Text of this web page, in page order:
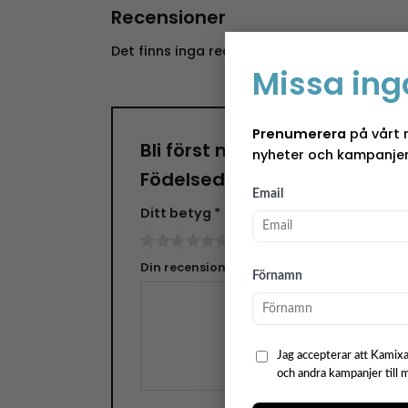
Missa
Prenumerera på vårt
nyheter och
Email
Förnamn
Jag accepterar att
och andra kampanjer till
Recensioner
Det finns inga recensioner än.
Bli först med att recensera
Födelsedag”
Ditt betyg *
Din recension